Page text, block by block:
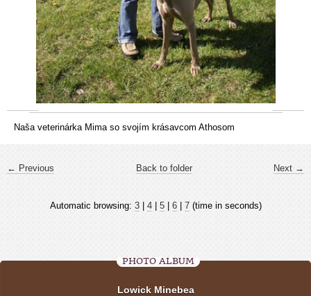
Naša veterinárka Mima so svojím krásavcom Athosom
← Previous Next →
Back to folder
Automatic browsing: 3| 4| 5| 6| 7(time in seconds)
PHOTO ALBUM
Lowick Minebea